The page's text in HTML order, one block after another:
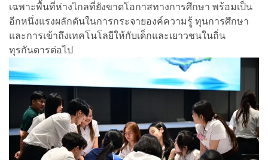
เฉพาะพื้นที่ห่างไกลที่ยังขาดโอกาสทางการศึกษา พร้อมเป็น
อีกหนึ่งแรงผลักดันในการกระจายองค์ความรู้ ทุนการศึกษา
และการเข้าถึงเทคโนโลยีให้กับเด็กและเยาวชนในถิ่น
ทุรกันดารต่อไป